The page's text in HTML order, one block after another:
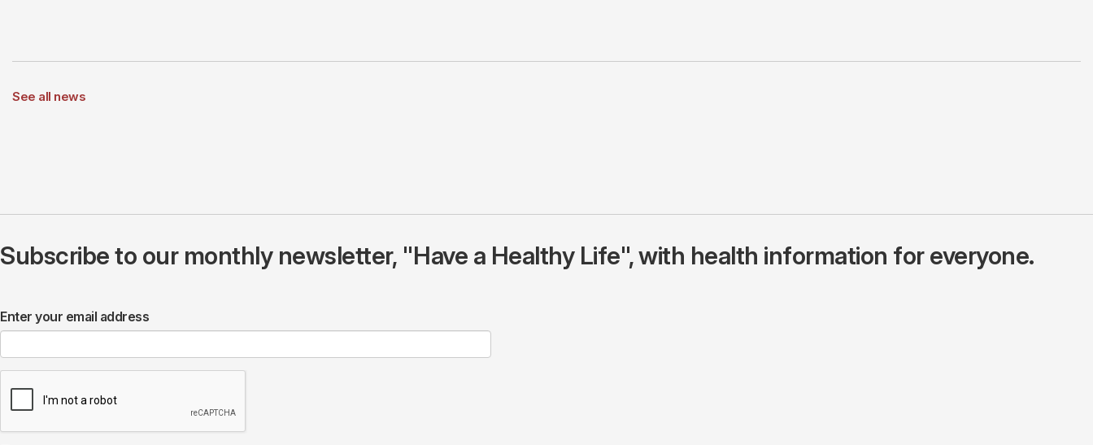
See all news
Subscribe to our monthly newsletter, "Have a Healthy Life", with health information for everyone.
Enter your email address